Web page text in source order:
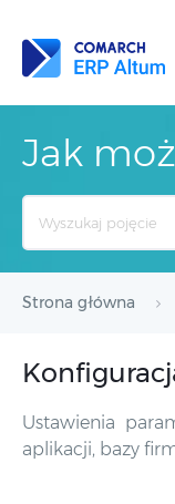
Jak
Strona główna
Ustawienia
aplikacji, bazy